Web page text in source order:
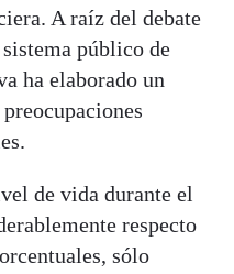
A raíz del debate
público de
ha elaborado un
de vida durante el
respecto
sólo